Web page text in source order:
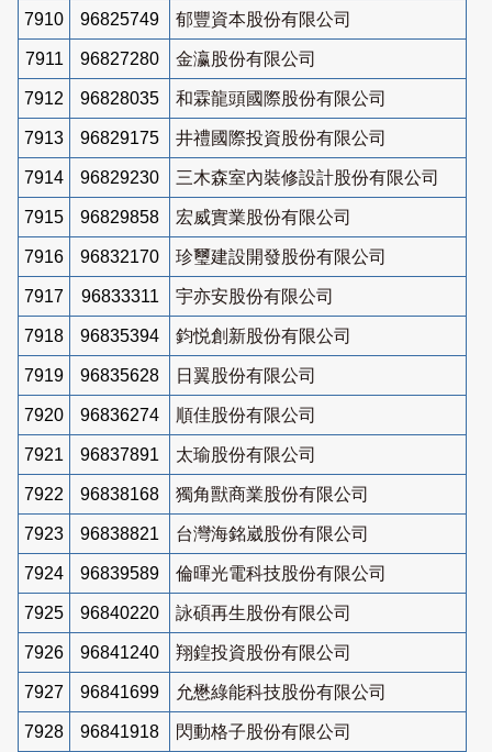
7910 96825749 郁豐資本股份有限公司
7911 96827280 金瀛股份有限公司
7912 96828035 和霖龍頭國際股份有限公司
7913 96829175 井禮國際投資股份有限公司
7914 96829230 三木森室內裝修設計股份有限公司
7915 96829858 宏威實業股份有限公司
7916 96832170 珍璽建設開發股份有限公司
7917 96833311 宇亦安股份有限公司
7918 96835394 鈞悦創新股份有限公司
7919 96835628 日翼股份有限公司
7920 96836274 順佳股份有限公司
7921 96837891 太瑜股份有限公司
7922 96838168 獨角獸商業股份有限公司
7923 96838821 台灣海銘崴股份有限公司
7924 96839589 倫暉光電科技股份有限公司
7925 96840220 詠碩再生股份有限公司
7926 96841240 翔鍠投資股份有限公司
7927 96841699 允懋綠能科技股份有限公司
7928 96841918 閃動格子股份有限公司